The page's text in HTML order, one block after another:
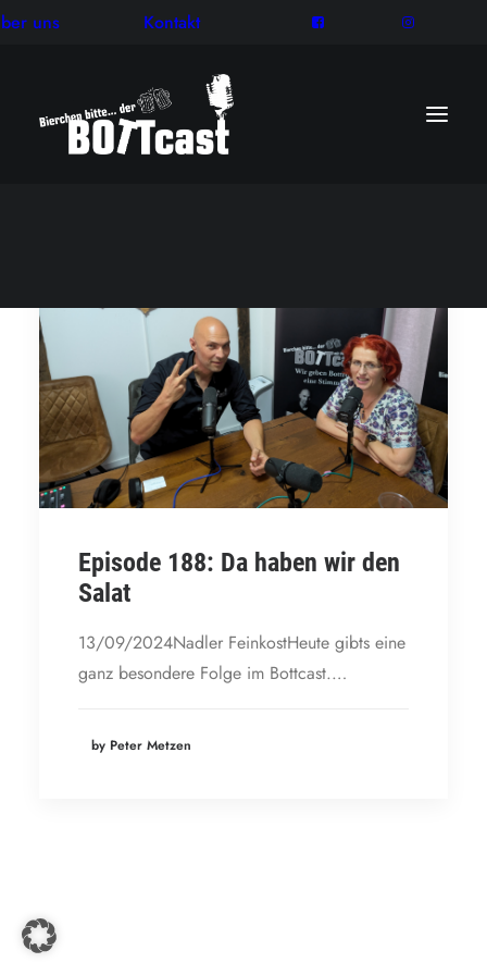
uns Kontakt
Episode 188: Da haben wir den
Salat
13/09/2024Nadler FeinkostHeute gibts eine
ganz besondere Folge im Bottcast.…
by Peter Metzen